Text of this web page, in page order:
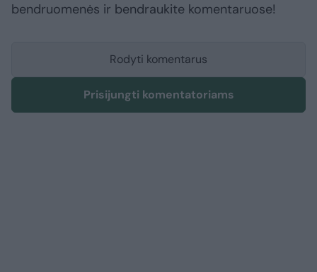
bendruomenės ir bendraukite komentaruose!
Rodyti komentarus
Prisijungti komentatoriams